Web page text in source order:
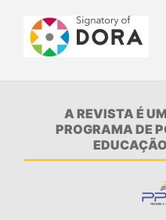
A REVISTA É
PROGRAMA DE